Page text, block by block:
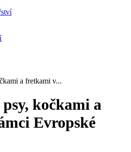
a fretkami v...
psy, kočkami a
Evropské